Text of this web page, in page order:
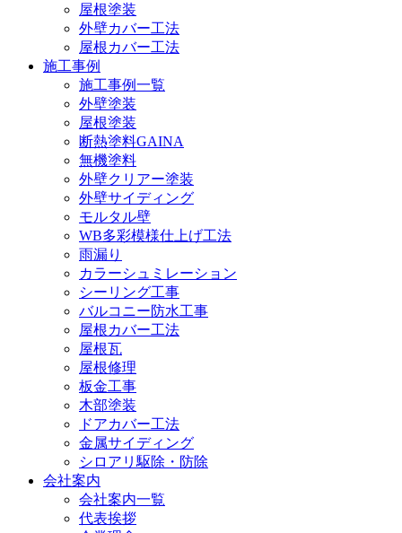
屋根塗装
外壁カバー工法
屋根カバー工法
施工事例
施工事例一覧
外壁塗装
屋根塗装
断熱塗料GAINA
無機塗料
外壁クリアー塗装
外壁サイディング
モルタル壁
WB多彩模様仕上げ工法
雨漏り
カラーシュミレーション
シーリング工事
バルコニー防水工事
屋根カバー工法
屋根瓦
屋根修理
板金工事
木部塗装
ドアカバー工法
金属サイディング
シロアリ駆除・防除
会社案内
会社案内一覧
代表挨拶